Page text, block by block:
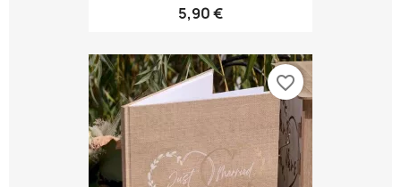
5,90 €
favorite_border